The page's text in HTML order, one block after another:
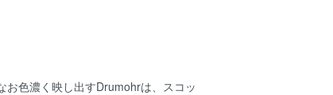
お色濃く映し出すDrumohrは、スコッ